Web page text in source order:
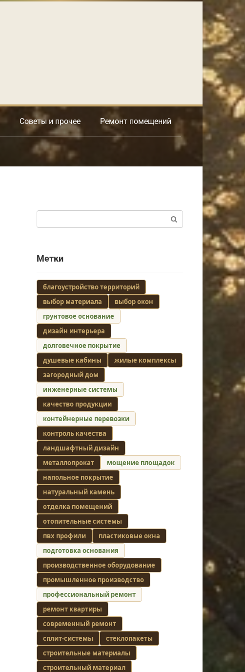
Советы и прочее Ремонт помещений
Метки
благоустройство территорий
выбор материала
выбор окон
грунтовое основание
дизайн интерьера
долговечное покрытие
душевые кабины
жилые комплексы
загородный дом
инженерные системы
качество продукции
контейнерные перевозки
контроль качества
ландшафтный дизайн
металлопрокат
мощение площадок
напольное покрытие
натуральный камень
отделка помещений
отопительные системы
пвх профили
пластиковые окна
подготовка основания
производственное оборудование
промышленное производство
профессиональный ремонт
ремонт квартиры
современный ремонт
сплит-системы
стеклопакеты
строительные материалы
строительный материал